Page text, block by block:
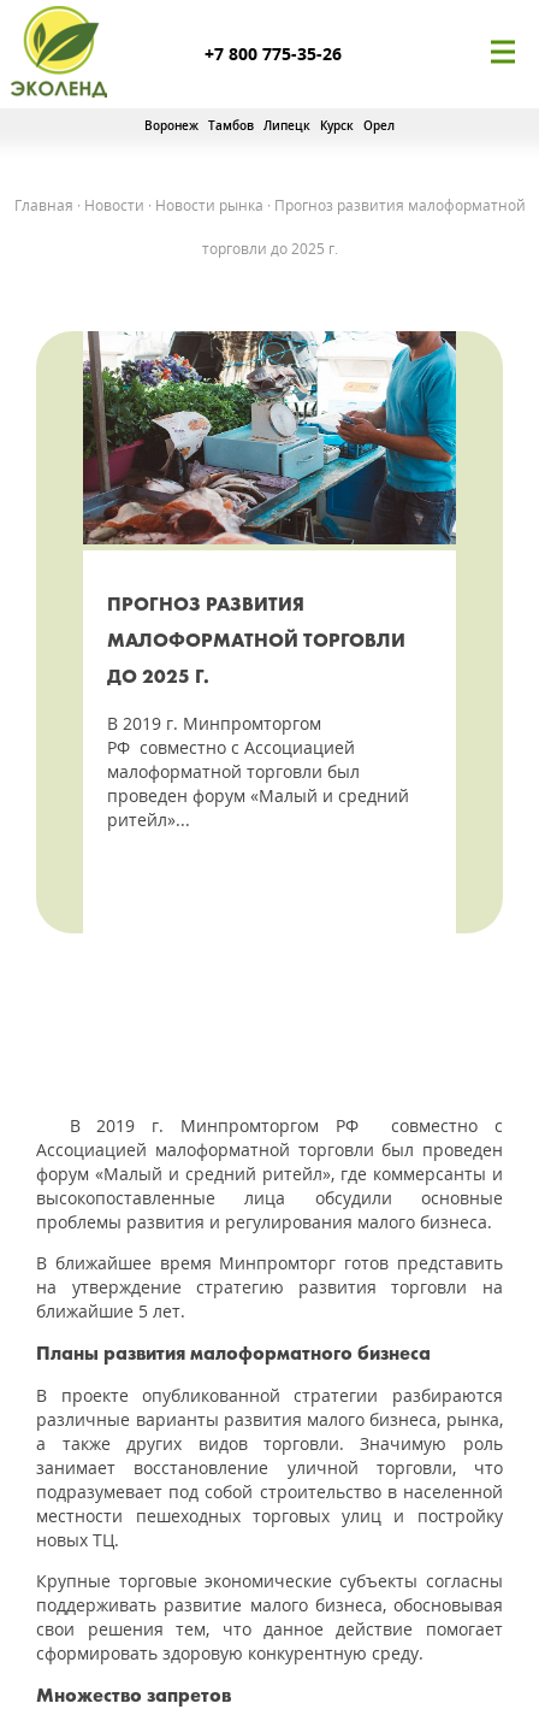
+7 800 775-35-26
Воронеж Тамбов Липецк Курск Орел
Главная · Новости · Новости рынка · Прогноз развития малоформатной
торговли до 2025 г.
ПРОГНОЗ РАЗВИТИЯ
МАЛОФОРМАТНОЙ ТОРГОВЛИ
ДО 2025 Г.
В 2019 г. Минпромторгом
РФ совместно с Ассоциацией
малоформатной торговли был
проведен форум «Малый и средний
ритейл»...
В 2019 г. Минпромторгом РФ совместно с
Ассоциацией малоформатной торговли был проведен
форум «Малый и средний ритейл», где коммерсанты и
высокопоставленные лица обсудили основные
проблемы развития и регулирования малого бизнеса.
В ближайшее время Минпромторг готов представить
на утверждение стратегию развития торговли на
ближайшие 5 лет.
Планы развития малоформатного бизнеса
В проекте опубликованной стратегии разбираются
различные варианты развития малого бизнеса, рынка,
а также других видов торговли. Значимую роль
занимает восстановление уличной торговли, что
подразумевает под собой строительство в населенной
местности пешеходных торговых улиц и постройку
новых ТЦ.
Крупные торговые экономические субъекты согласны
поддерживать развитие малого бизнеса, обосновывая
свои решения тем, что данное действие помогает
сформировать здоровую конкурентную среду.
Множество запретов